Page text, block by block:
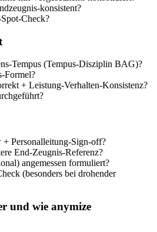
konsistent?
Check?
Tempus (Tempus-Disziplin BAG)?
Formel?
+ Leistung-Verhalten-Konsistenz?
+ Personalleitung-Sign-off?
End-Zeugnis-Referenz?
angemessen formuliert?
(besonders bei drohender
und wie anymize